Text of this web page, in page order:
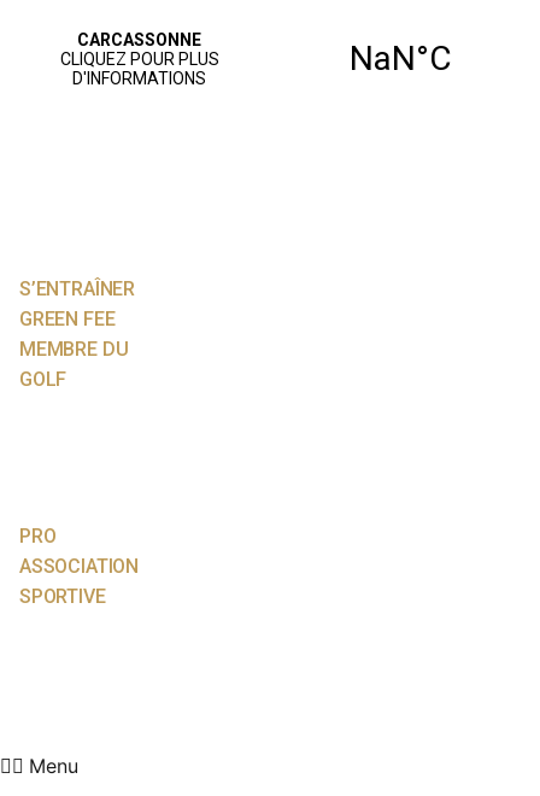
S’ENTRAÎNER
GREEN FEE
MEMBRE DU
GOLF
PRO
ASSOCIATION
SPORTIVE
Menu